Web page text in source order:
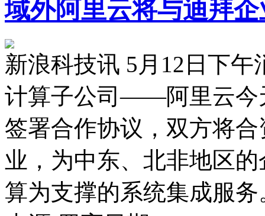
域外阿里云将与迪拜
新浪科技讯 5月12日下
计算子公司——阿里云今
签署合作协议，双方将
业，为中东、北非地区
算为支撑的系统集成服务